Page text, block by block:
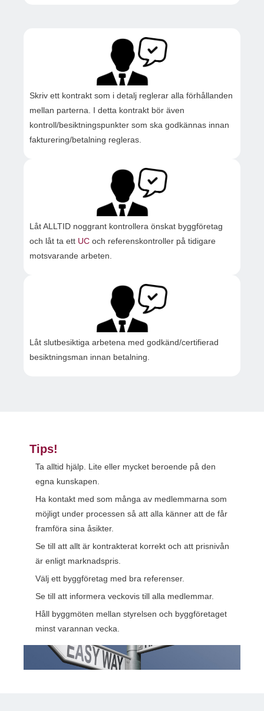
Skriv ett kontrakt som i detalj reglerar alla förhållanden
mellan parterna. I detta kontrakt bör även
kontroll/besiktningspunkter som ska godkännas innan
fakturering/betalning regleras.
Låt ALLTID noggrant kontrollera önskat byggföretag
och låt ta ett UC och referenskontroller på tidigare
motsvarande arbeten.
Låt slutbesiktiga arbetena med godkänd/certifierad
besiktningsman innan betalning.
Tips!
Ta alltid hjälp. Lite eller mycket beroende på den
egna kunskapen.
Ha kontakt med som många av medlemmarna som
möjligt under processen så att alla känner att de får
framföra sina åsikter.
Se till att allt är kontrakterat korrekt och att prisnivån
är enligt marknadspris.
Välj ett byggföretag med bra referenser.
Se till att informera veckovis till alla medlemmar.
Håll byggmöten mellan styrelsen och byggföretaget
minst varannan vecka.